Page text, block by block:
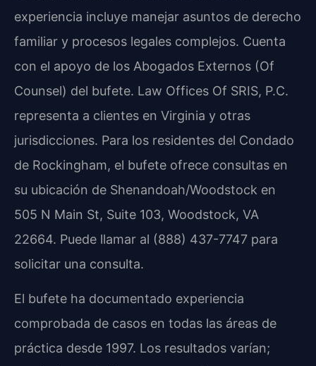
experiencia incluye manejar asuntos de derecho
familiar y procesos legales complejos. Cuenta
con el apoyo de los Abogados Externos (Of
Counsel) del bufete. Law Offices Of SRIS, P.C.
representa a clientes en Virginia y otras
jurisdicciones. Para los residentes del Condado
de Rockingham, el bufete ofrece consultas en
su ubicación de Shenandoah/Woodstock en
505 N Main St, Suite 103, Woodstock, VA
22664. Puede llamar al (888) 437-7747 para
solicitar una consulta.
El bufete ha documentado experiencia
comprobada de casos en todas las áreas de
práctica desde 1997. Los resultados varían;